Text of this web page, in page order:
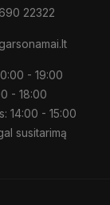
22322
- 19:00
- 18:00
14:00 - 15:00
susitarimą